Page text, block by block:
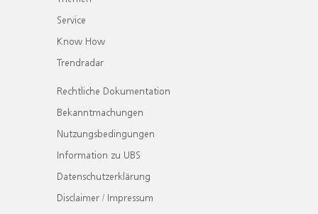
Service
Know How
Trendradar
Rechtliche Dokumentation
Bekanntmachungen
Nutzungsbedingungen
Information zu UBS
Datenschutzerklärung
Disclaimer / Impressum